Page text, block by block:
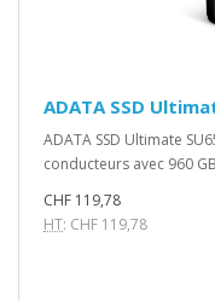
ADATA SSD
ADATA SSD Ultimate
conducteurs avec 960
CHF 119,78
HT: CHF 119,78